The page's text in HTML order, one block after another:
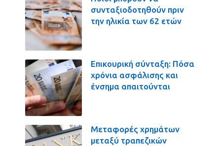
συνταξιοδοτηθούν πριν
την ηλικία των 62 ετών
Επικουρική σύνταξη: Πόσα
χρόνια ασφάλισης και
ένσημα απαιτούνται
Μεταφορές χρημάτων
μεταξύ τραπεζικών